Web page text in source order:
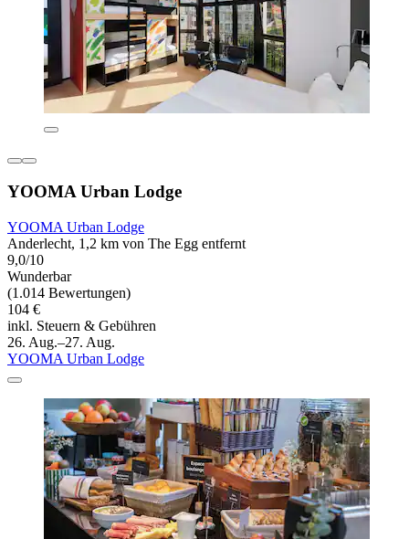
YOOMA Urban Lodge
YOOMA Urban Lodge
Anderlecht, 1,2 km von The Egg entfernt
9,0/10
Wunderbar
(1.014 Bewertungen)
104 €
inkl. Steuern & Gebühren
26. Aug.–27. Aug.
YOOMA Urban Lodge